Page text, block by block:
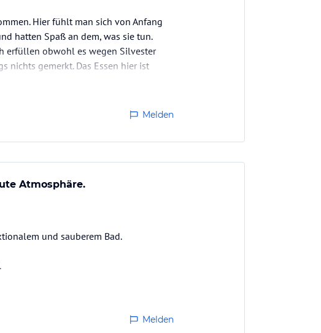
Hier fühlt man sich von Anfang
hatten Spaß an dem, was sie tun.
erfüllen obwohl es wegen Silvester
nichts gemerkt. Das Essen hier ist
Melden
Atmosphäre.
und sauberem Bad.
Melden